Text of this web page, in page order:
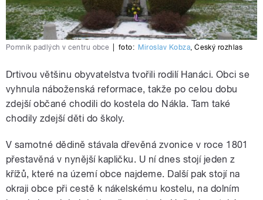
Pomník padlých v centru obce foto: Miroslav Kobza,Český rozhlas
Drtivou většinu obyvatelstva tvořili rodilí Hanáci. Obci se
vyhnula náboženská reformace, takže po celou dobu
zdejší občané chodili do kostela do Nákla. Tam také
chodily zdejší děti do školy.
V samotné dědině stávala dřevěná zvonice v roce 1801
přestavěná v nynější kapličku. U ní dnes stojí jeden z
křížů, které na území obce najdeme. Další pak stojí na
okraji obce při cestě k nákelskému kostelu, na dolním